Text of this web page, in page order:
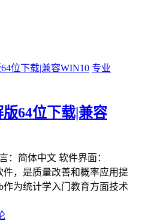
专业
64位下载|兼容
：简体中文 软件界面：
，是质量改善和概率应用提
为统计学入门教育方面技术